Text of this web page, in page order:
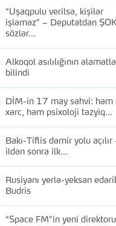
“Uşaqpulu verilsə, kişilər
işləməz” – Deputatdan
sözlər...
Alkoqol asılılığının
bilindi
DİM-in 17 may səhvi: həm
xərc, həm psixoloji təzyiq...
Bakı-Tiflis dəmir yolu açılır
ildən sonra ilk...
Rusiyanı yerlə-yeksan
Budris
“Space FM”in yeni direktoru